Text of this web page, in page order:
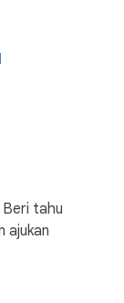
Beri tahu
ajukan